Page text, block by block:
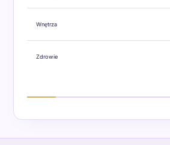
Wnętrza
Zdrowie